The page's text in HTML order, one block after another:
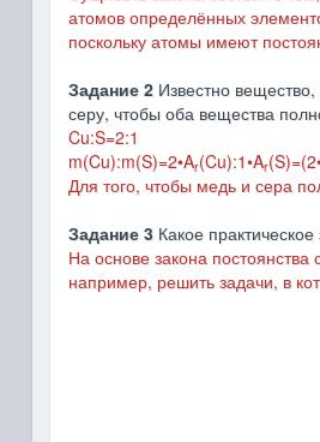
атомов определённых
поскольку атомы имеют
Задание 2 Известно
серу, чтобы оба вещества
Cu:S=2:1
m(Cu):m(S)=2•Ar(Cu):1•Ar
Для того, чтобы медь и сера
Задание 3 Какое
На основе закона
например, решить задачи, в